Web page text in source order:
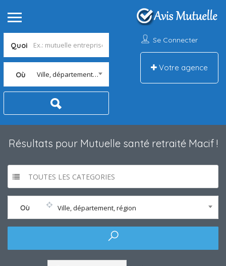
Quoi
Où Ville, département, région
Se Connecter
Votre agence
Résultats pour Mutuelle santé retraité Macif!
TOUTES LES CATEGORIES
Où Ville, département, région